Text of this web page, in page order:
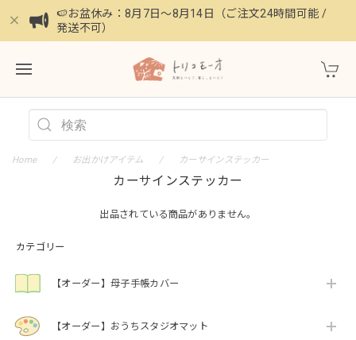
🍉お盆休み：8月7日〜8月14日（ご注文24時間可能 /
発送不可）
カテゴリー
【オーダー】母子手帳カバー
【オーダー】おうちスタジオマット
Home お出かけアイテム カーサインステッカー
カーサインステッカー
出品されている商品がありません。